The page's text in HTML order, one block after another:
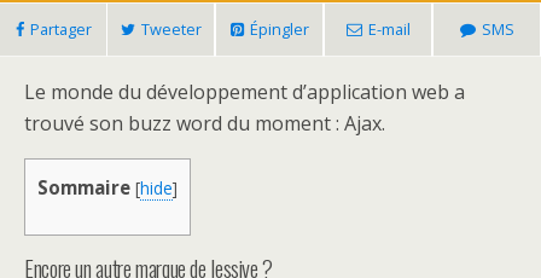
Partager Tweeter Épingler E-mail SMS
Le monde du développement d’application web a
trouvé son buzz word du moment : Ajax.
Sommaire [hide]
Encore un autre marque de lessive ?